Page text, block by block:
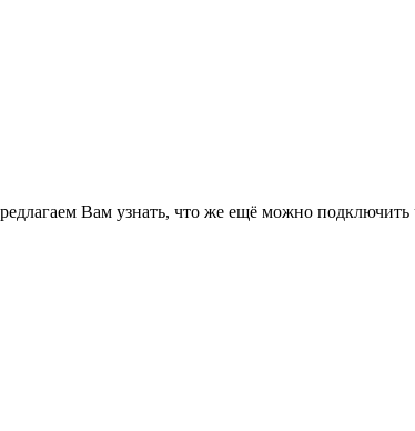
Вам узнать, что же ещё можно